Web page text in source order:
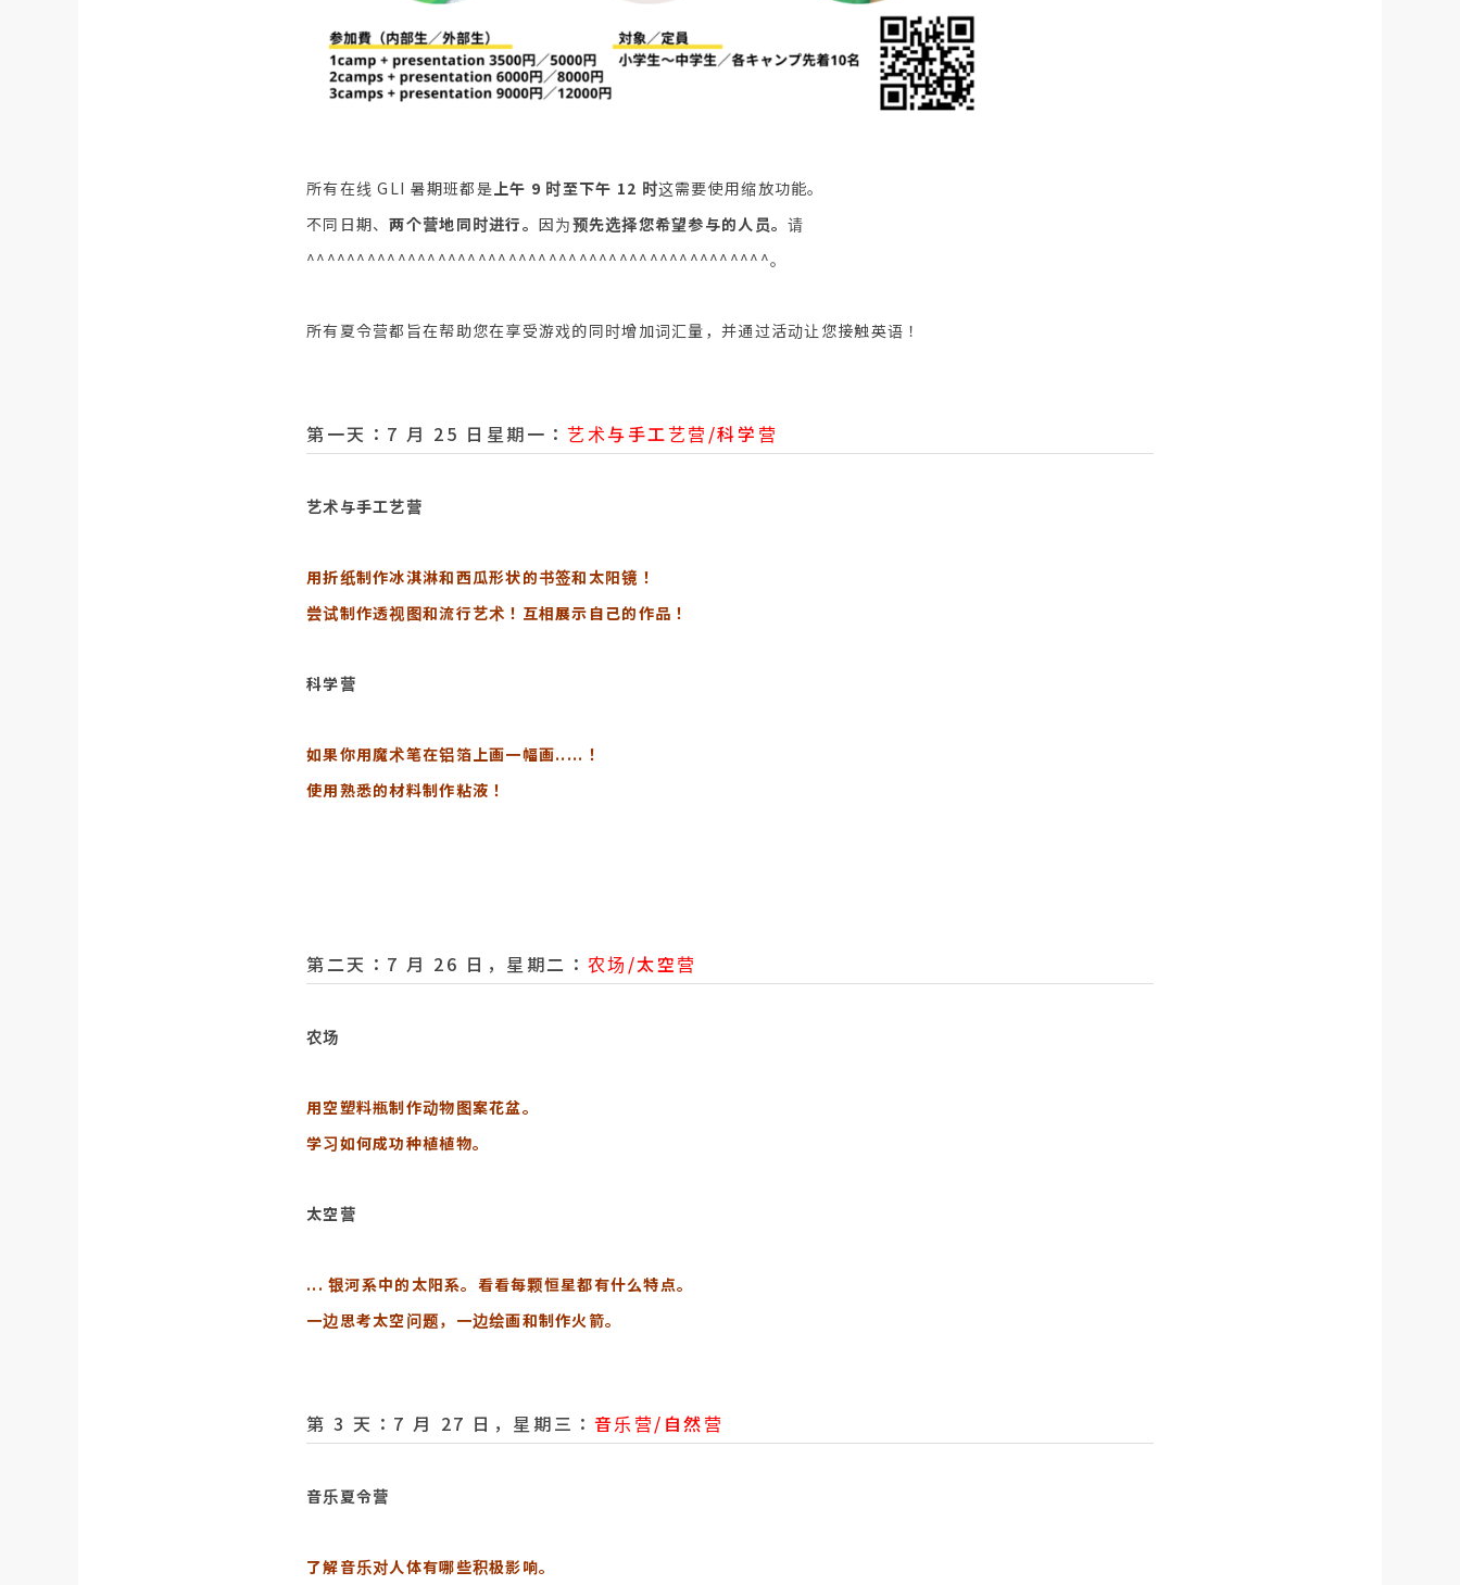
所有在线 GLI 暑期班都是上午 9 时至下午 12 时这需要使用缩放功能。
不同日期、两个营地同时进行。 因为预先选择您希望参与的人员。请
^^^^^^^^^^^^^^^^^^^^^^^^^^^^^^^^^^^^^^^^^^^^^^。
所有夏令营都旨在帮助您在享受游戏的同时增加词汇量，并通过活动让您接触英语！
第一天：7 月 25 日星期一： 艺术与手工艺营/科学营
艺术与手工艺营
用折纸制作冰淇淋和西瓜形状的书签和太阳镜！
尝试制作透视图和流行艺术！互相展示自己的作品！
科学营
如果你用魔术笔在铝箔上画一幅画.....！
使用熟悉的材料制作粘液！
第二天：7 月 26 日，星期二： 农场/太空营
农场
用空塑料瓶制作动物图案花盆。
学习如何成功种植植物。
太空营
... 银河系中的太阳系。看看每颗恒星都有什么特点。
一边思考太空问题，一边绘画和制作火箭。
第 3 天：7 月 27 日，星期三： 音乐营/自然营
音乐夏令营
了解音乐对人体有哪些积极影响。